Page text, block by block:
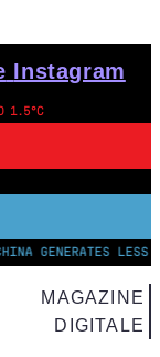
Instagram
1.5°C
LESS
MAGAZINE
DIGITALE